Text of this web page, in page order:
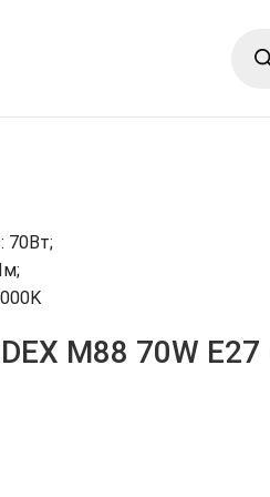
70Вт;
M88 70W